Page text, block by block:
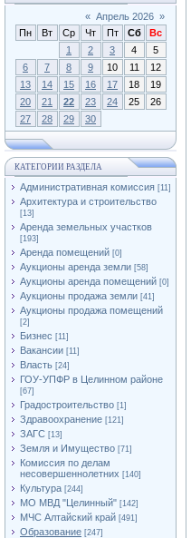
« Апрель 2026 »
Пн
Вт Ср Чт Пт Сб
Вс
1
2 3 4
5
6
7 8 9 10 11
12
13
14 15 16 17 18
19
20
21 22 23 24 25
26
27
28 29 30
КАТЕГОРИИ РАЗДЕЛА
Административная комиссия [11]
Архитектура и строительство
[13]
Аренда земельных участков
[193]
Аренда помещений [0]
Аукционы аренда земли [58]
Аукционы аренда помещений [0]
Аукционы продажа земли [41]
Аукционы продажа помещений
[2]
Бизнес [11]
Вакансии [11]
Власть [24]
ГОУ-УПФР в Целинном районе
[67]
Градостроительство [1]
Здравоохранение [121]
ЗАГС [13]
Земля и Имущество [71]
Комиссия по делам
несовершеннолетних [140]
Культура [244]
МО МВД "Целинный" [142]
МЧС Алтайский край [491]
Образование [247]